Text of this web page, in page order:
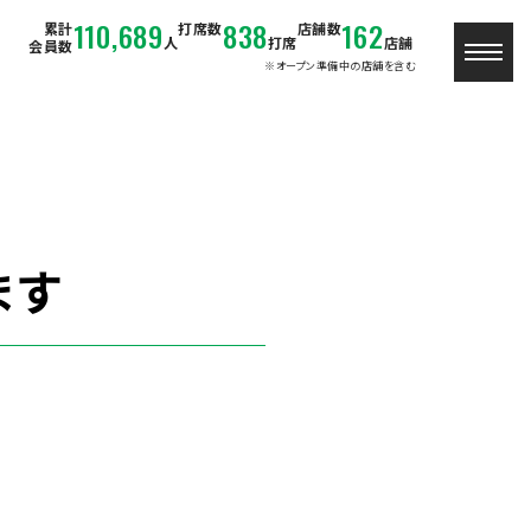
累計
会員数110,689 人
打席数838打席
店舗数162店舗
※オープン準備中の店舗を含む
す